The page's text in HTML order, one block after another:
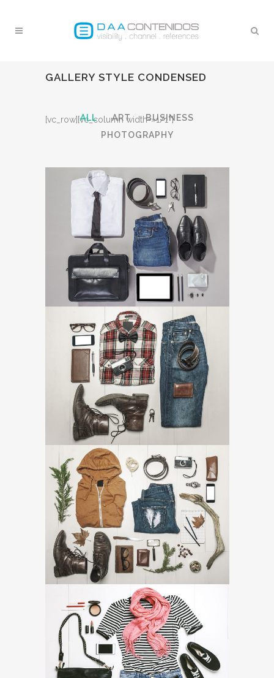
GALLERY STYLE CONDENSED
[vc_row][vc_column width=»1/1″]
ALL ART
BUSINESS
PHOTOGRAPHY